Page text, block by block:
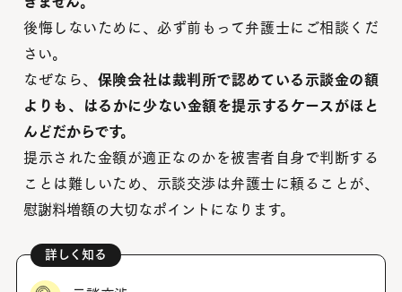
後悔しないために、必ず前もって弁護士にご相談くだ
さい。
なぜなら、 保険会社は裁判所で認めている示談金の額
よりも、はるかに少ない金額を提示するケースがほと
んどだからです。
提示された金額が適正なのかを被害者自身で判断する
ことは難しいため、示談交渉は弁護士に頼ることが、
慰謝料増額の大切なポイントになります。